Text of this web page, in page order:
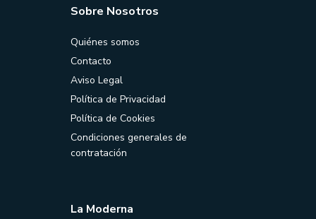
Sobre Nosotros
Quiénes somos
Contacto
Aviso Legal
Política de Privacidad
Política de Cookies
Condiciones generales de
contratación
La Moderna